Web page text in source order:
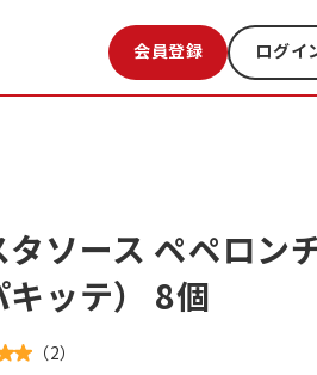
会員登録 ログイ
お気に入り
タソース ペペロン
キッテ） 8個
（2）